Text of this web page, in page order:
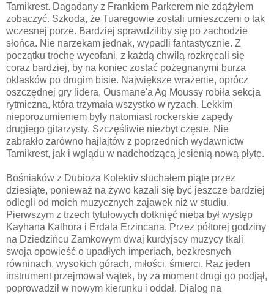
Tamikrest. Dagadany z Frankiem Parkerem nie zdążyłem
zobaczyć. Szkoda, że Tuaregowie zostali umieszczeni o tak
wczesnej porze. Bardziej sprawdziliby się po zachodzie
słońca. Nie narzekam jednak, wypadli fantastycznie. Z
początku trochę wycofani, z każdą chwilą rozkręcali się
coraz bardziej, by na koniec zostać pożegnanymi burza
oklasków po drugim bisie. Największe wrażenie, oprócz
oszczędnej gry lidera, Ousmane'a Ag Moussy robiła sekcja
rytmiczna, która trzymała wszystko w ryzach. Lekkim
nieporozumieniem były natomiast rockerskie zapędy
drugiego gitarzysty. Szczęśliwie niezbyt częste. Nie
zabrakło zarówno hajlajtów z poprzednich wydawnictw
Tamikrest, jak i wglądu w nadchodzącą jesienią nową płytę.
Bośniaków z Dubioza Kolektiv słuchałem piąte przez
dziesiąte, ponieważ na żywo kazali się być jeszcze bardziej
odlegli od moich muzycznych zajawek niż w studiu.
Pierwszym z trzech tytułowych dotknięć nieba był występ
Kayhana Kalhora i Erdala Erzincana. Przez półtorej godziny
na Dziedzińcu Zamkowym dwaj kurdyjscy muzycy tkali
swoja opowieść o upadłych imperiach, bezkresnych
równinach, wysokich górach, miłości, śmierci. Raz jeden
instrument przejmował wątek, by za moment drugi go podjął,
poprowadził w nowym kierunku i oddał. Dialog na